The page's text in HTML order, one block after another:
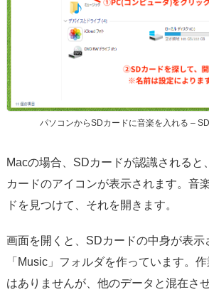
パソコンからSDカードに音楽を入れる –
Macの場合、SDカードが認識されると
カードのアイコンが表示されます。音
ドを見つけて、それを開きます。
画面を開くと、SDカードの中身が表示
「Music」フォルダを作っています。
はありませんが、他のデータと混在さ